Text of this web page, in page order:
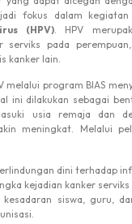
fokus dalam kegiatan
(HPV). HPV
serviks pada
kanker lain.
melalui program BIAS
ini dilakukan sebagai
usia remaja dan
meningkat. Melalui
dini terhadap
kejadian kanker serviks
kesadaran siswa, guru,